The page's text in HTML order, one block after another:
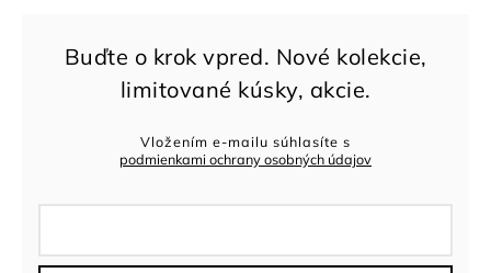
Vložením e-mailu súhlasíte s
podmienkami ochrany osobných údajov